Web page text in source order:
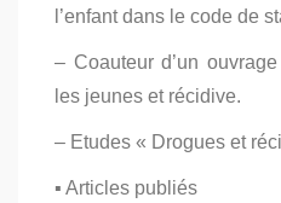
l’enfant dans le code de
– Coauteur d’un
les jeunes et récidive.
– Etudes « Drogues et
▪ Articles publiés